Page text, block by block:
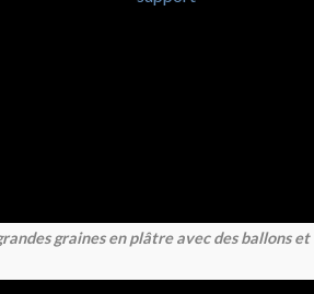
graines en plâtre avec des ballons